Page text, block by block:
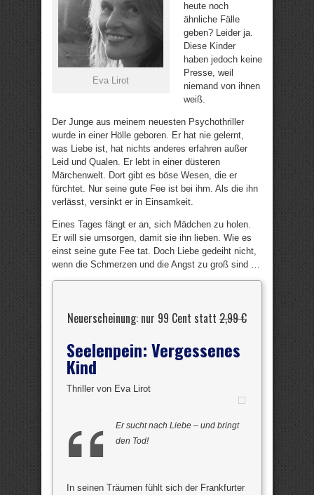
Eva Lirot
heute noch
ähnliche Fälle
geben? Leider ja.
Diese Kinder
haben jedoch keine
Presse, weil
niemand von ihnen
weiß.
Der Junge aus meinem neuesten Psychothriller
wurde in einer Hölle geboren. Er hat nie gelernt,
was Liebe ist, hat nichts anderes erfahren außer
Leid und Qualen. Er lebt in einer düsteren
Märchenwelt. Dort gibt es böse Wesen, die er
fürchtet. Nur seine gute Fee ist bei ihm. Als die ihn
verlässt, versinkt er in Einsamkeit.
Eines Tages fängt er an, sich Mädchen zu holen.
Er will sie umsorgen, damit sie ihn lieben. Wie es
einst seine gute Fee tat. Doch Liebe gedeiht nicht,
wenn die Schmerzen und die Angst zu groß sind …
Neuerscheinung: nur 99 Cent statt 2,99 €
Seelenpein: Vergessenes
Kind
Thriller von Eva Lirot
Er sucht nach Liebe – und bringt
den Tod!
In seinen Träumen fühlt sich der Frankfurter